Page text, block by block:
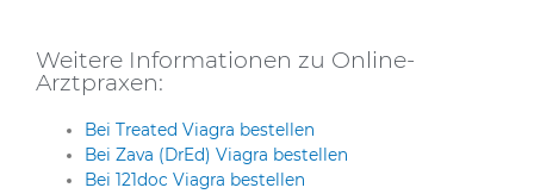
Weitere Informationen zu Online-
Arztpraxen:
Bei Treated Viagra bestellen
Bei Zava (DrEd) Viagra bestellen
Bei 121doc Viagra bestellen